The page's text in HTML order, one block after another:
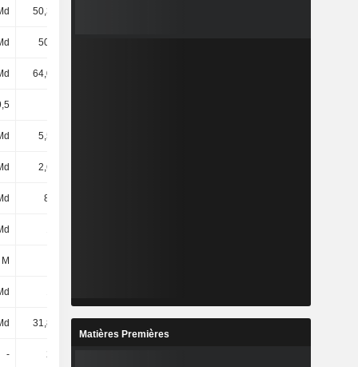
50,36 Md
50,2 Md
64,05 Md
5,51 Md
2,69 Md
8,2 Md
31,86 Md
- 283 M
Matières Premières